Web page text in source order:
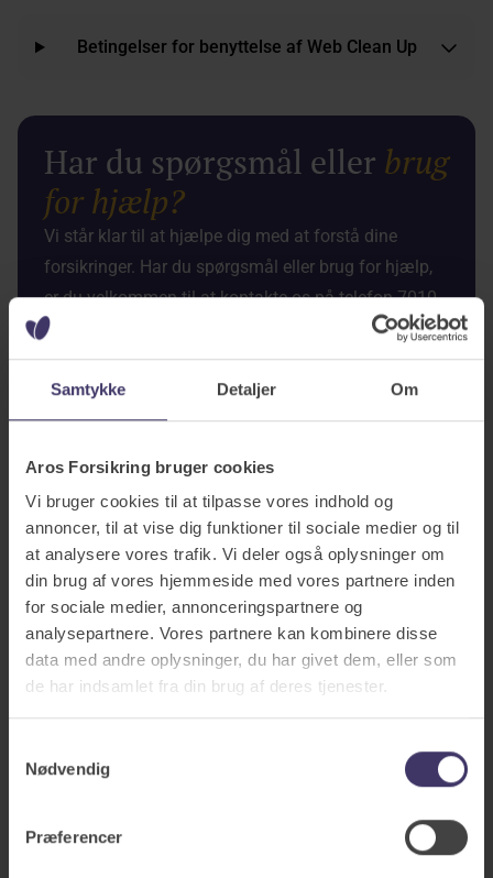
Samtykke Detaljer Om
Aros Forsikring bruger cookies
Vi bruger cookies til at tilpasse vores indhold og
annoncer, til at vise dig funktioner til sociale medier og til
at analysere vores trafik. Vi deler også oplysninger om
din brug af vores hjemmeside med vores partnere inden
for sociale medier, annonceringspartnere og
analysepartnere. Vores partnere kan kombinere disse
data med andre oplysninger, du har givet dem, eller som
de har indsamlet fra din brug af deres tjenester.
Nødvendig
Præferencer
Betingelser for benyttelse af Web Clean Up
Har du spørgsmål eller brug
for hjælp?
Vi står klar til at hjælpe dig med at forstå dine
forsikringer. Har du spørgsmål eller brug for hjælp,
er du velkommen til at kontakte os på telefon 7010
4222 eller mail aros@aros-forsikring.dk.
Andre forsikringer til dig